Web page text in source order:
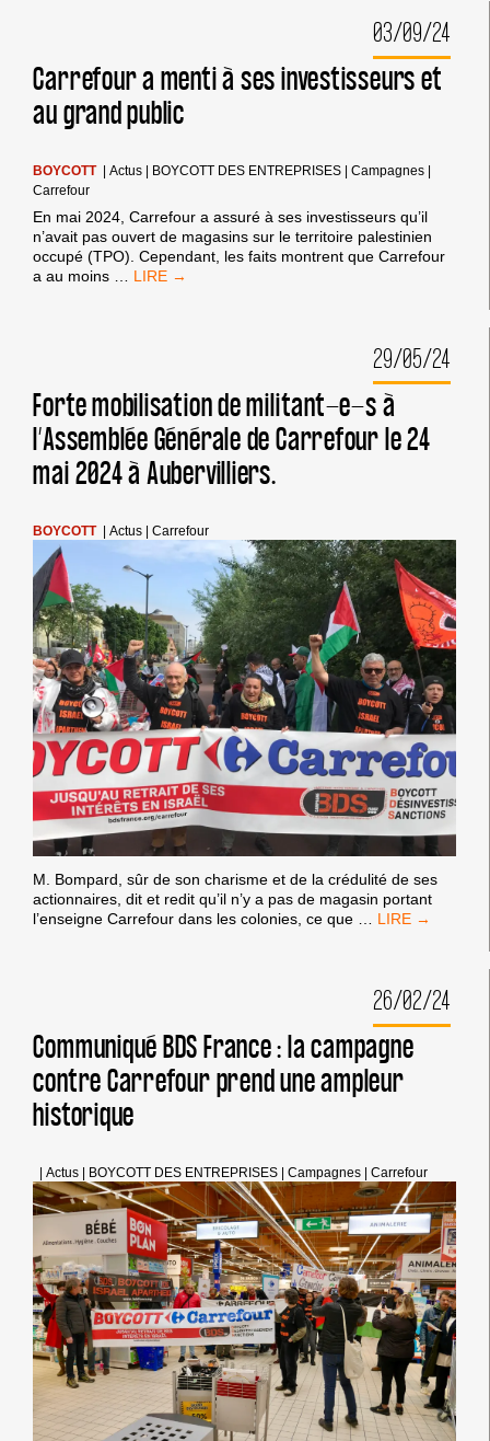
SES
SUCCURSALES
EN
JORDANIE
LA
BDS
03/09/24
Carrefour a menti à ses investisseurs et
au grand public
BOYCOTT |Actus BOYCOTT DES ENTREPRISES |Campagnes
Carrefour
En mai 2024, Carrefour a assuré à ses investisseurs qu’il
n’avait pas ouvert de magasins sur le territoire palestinien
occupé (TPO). Cependant, les faits montrent que Carrefour
a au moins … CARREFOUR
ET
AU
GRAND
PUBLIC
29/05/24
Forte mobilisation de militant-e-s à
l’Assemblée Générale de Carrefour le 24
mai 2024 à Aubervilliers.
BOYCOTT |Actus |Carrefour
M. Bompard, sûr de son charisme et de la crédulité de ses
actionnaires, dit et redit qu’il n’y a pas de magasin portant
l’enseigne Carrefour dans les colonies, ce que
FORTE
E-
S
À
L’ASSEMBLÉE
GÉNÉRALE
DE
MAI
2024
À
26/02/24
Communiqué BDS France : la campagne
contre Carrefour prend une ampleur
historique
|Actus BOYCOTT DES ENTREPRISES |Campagnes |Carrefour